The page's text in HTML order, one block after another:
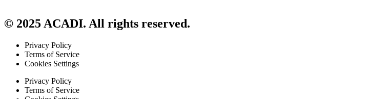
© 2025 ACADI. All rights reserved.
Privacy Policy
Terms of Service
Cookies Settings
Privacy Policy
Terms of Service